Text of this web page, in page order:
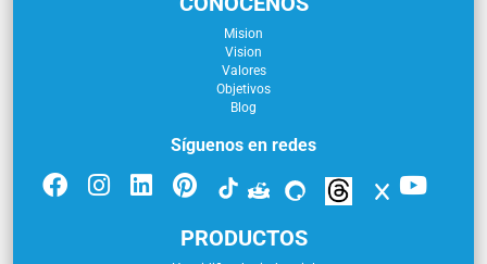
Mision
Vision
Valores
Objetivos
Blog
Síguenos en redes
PRODUCTOS